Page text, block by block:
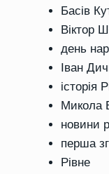
Басів
Віктор
день
Іван
історія
Микола
новини
перша
Рівне